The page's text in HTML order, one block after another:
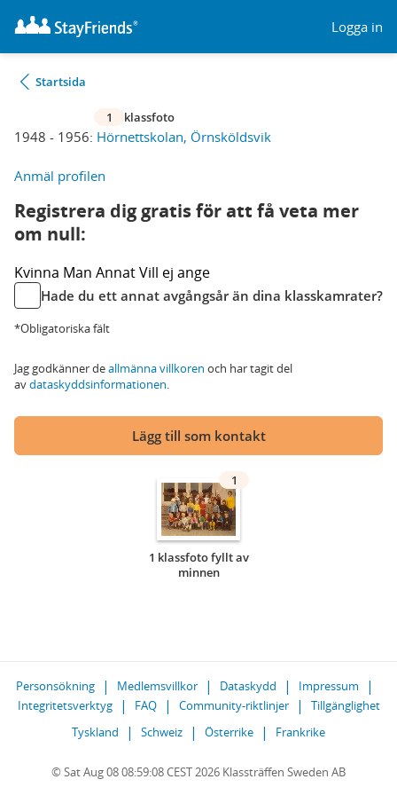
Logga in
Startsida
1948 - 1956: Hörnettskolan, Örnsköldsvik
1 klassfoto
Anmäl profilen
Registrera dig gratis för att få veta mer
om null:
Kvinna Man AnnatVill ej ange
Hade du ett annat avgångsår än dina klasskamrater?
*Obligatoriska fält
Jag godkänner deallmänna villkoren och har tagit del
avdataskyddsinformationen.
Lägg till som kontakt
1
1 klassfoto fyllt av
minnen
Personsökning Medlemsvillkor Dataskydd
Impressum
Integritetsverktyg
FAQ Community-riktlinjer
Tillgänglighet
Tyskland
Schweiz Österrike Frankrike
© Sat Aug 08 08:59:08 CEST 2026 Klassträffen Sweden AB